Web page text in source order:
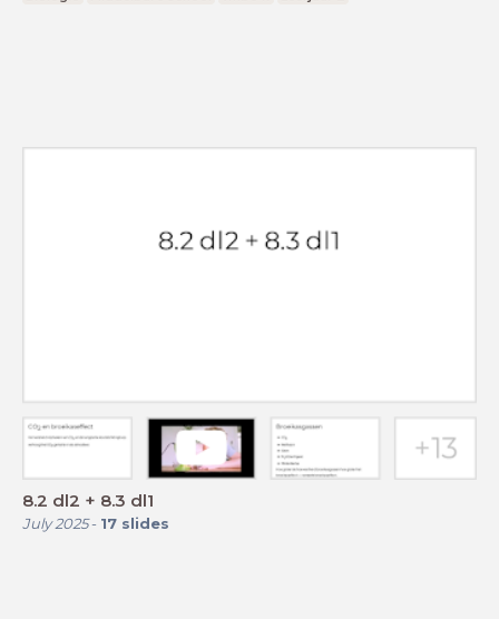
8.2 dl2 + 8.3 dl1
July 2025- 17 slides